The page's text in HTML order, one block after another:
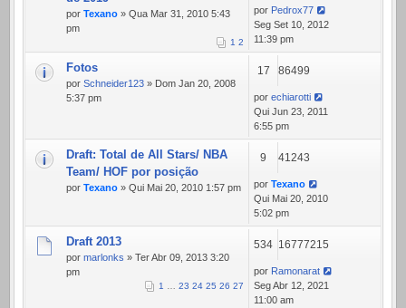
por Texano » Qua Mar 31, 2010 5:43
pm
1 2
por Pedrox77
Seg Set 10, 2012
11:39 pm
Fotos
por Schneider123 » Dom Jan 20, 2008
5:37 pm
17 86499
por echiarotti
Qui Jun 23, 2011
6:55 pm
Draft: Total de All Stars/ NBA
Team/ HOF por posição
por Texano » Qui Mai 20, 2010 1:57 pm
9 41243
por Texano
Qui Mai 20, 2010
5:02 pm
Draft 2013
por marlonks » Ter Abr 09, 2013 3:20
pm
1 … 23 24 25 26 27
534 16777215
por Ramonarat
Seg Abr 12, 2021
11:00 am